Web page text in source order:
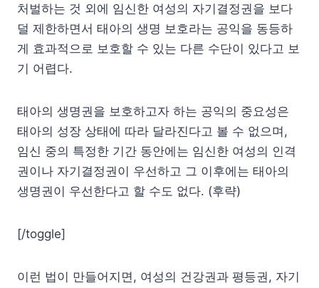
처벌하는 것 외에 임신한 여성의 자기결정권을 보다
덜 제한하면서 태아의 생명 보호라는 공익을 동등하
게 효과적으로 보호할 수 있는 다른 수단이 있다고 보
기 어렵다.
태아의 생명권을 보호하고자 하는 공익의 중요성은
태아의 성장 상태에 따라 달라진다고 볼 수 없으며,
임신 중의 특정한 기간 동안에는 임신한 여성의 인격
권이나 자기결정권이 우선하고 그 이후에는 태아의
생명권이 우선한다고 할 수도 없다. (후략)
[/toggle]
이런 법이 만들어지면, 여성의 건강권과 평등권, 자기